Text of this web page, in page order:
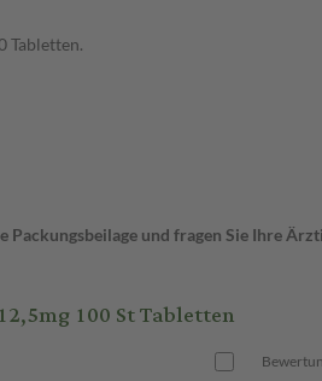
Tabletten.
Packungsbeilage und fragen Sie Ihre
100 St Tabletten